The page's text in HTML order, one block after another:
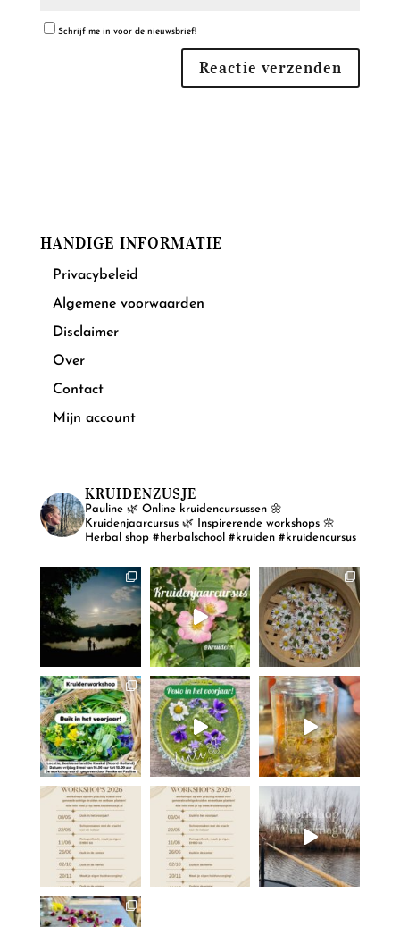
Schrijf me in voor de nieuwsbrief!
HANDIGE INFORMATIE
Privacybeleid
Algemene voorwaarden
Disclaimer
Over
Contact
Mijn account
KRUIDENZUSJE
Pauline🌿 Online kruidencursussen🌼
Kruidenjaarcursus🌿 Inspirerende workshops🌼
Herbal shop #herbalschool #kruiden #kruidencursus